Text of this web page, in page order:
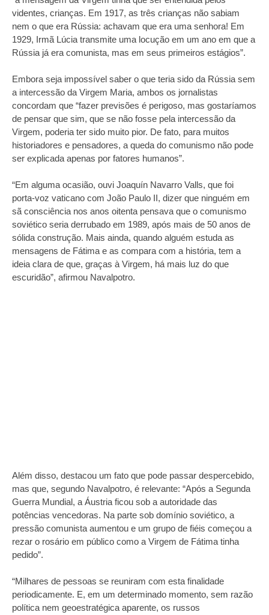
videntes, crianças. Em 1917, as três crianças não sabiam
nem o que era Rússia: achavam que era uma senhora! Em
1929, Irmã Lúcia transmite uma locução em um ano em que a
Rússia já era comunista, mas em seus primeiros estágios”.
Embora seja impossível saber o que teria sido da Rússia sem
a intercessão da Virgem Maria, ambos os jornalistas
concordam que “fazer previsões é perigoso, mas gostaríamos
de pensar que sim, que se não fosse pela intercessão da
Virgem, poderia ter sido muito pior. De fato, para muitos
historiadores e pensadores, a queda do comunismo não pode
ser explicada apenas por fatores humanos”.
“Em alguma ocasião, ouvi Joaquín Navarro Valls, que foi
porta-voz vaticano com João Paulo II, dizer que ninguém em
sã consciência nos anos oitenta pensava que o comunismo
soviético seria derrubado em 1989, após mais de 50 anos de
sólida construção. Mais ainda, quando alguém estuda as
mensagens de Fátima e as compara com a história, tem a
ideia clara de que, graças à Virgem, há mais luz do que
escuridão”, afirmou Navalpotro.
Além disso, destacou um fato que pode passar despercebido,
mas que, segundo Navalpotro, é relevante: “Após a Segunda
Guerra Mundial, a Áustria ficou sob a autoridade das
potências vencedoras. Na parte sob domínio soviético, a
pressão comunista aumentou e um grupo de fiéis começou a
rezar o rosário em público como a Virgem de Fátima tinha
pedido”.
“Milhares de pessoas se reuniram com esta finalidade
periodicamente. E, em um determinado momento, sem razão
política nem geoestratégica aparente, os russos